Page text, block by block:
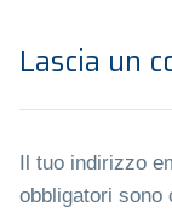
Lascia un
Il tuo indirizzo
obbligatori sono